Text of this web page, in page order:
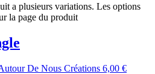
a plusieurs variations. Les options
la page du produit
6,00 €